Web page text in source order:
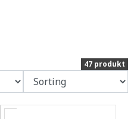
47 produkt